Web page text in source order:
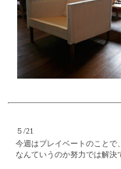
５/21
今週はプレイベートのことで
なんていうのか努力では解決